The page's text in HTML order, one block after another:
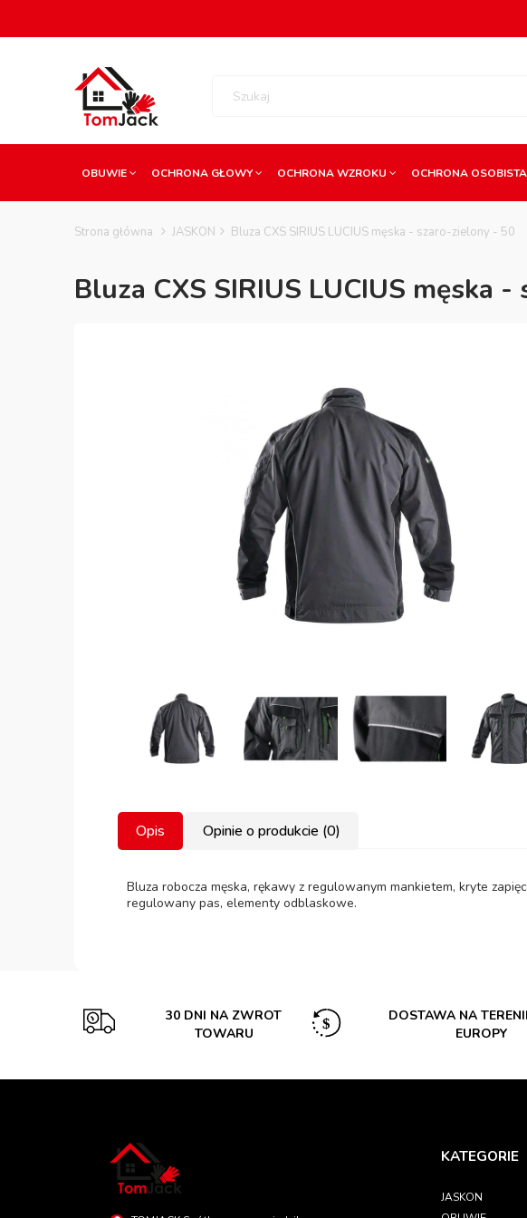
OBUWIE OCHRONA GŁOWY OCHRONA WZROKU OCHRONA OSOBISTA
Strona główna JASKON Bluza CXS SIRIUS LUCIUS męska - szaro-zielony - 50
Bluza CXS SIRIUS LUCIUS męska
Opis Opinie o produkcie (0)
Bluza robocza męska, rękawy z regulowanym mankietem, kryte
regulowany pas, elementy odblaskowe.
30 DNI NA ZWROT
TOWARU
DOSTAWA NA
EUROPY
KATEGORIE
JASKON